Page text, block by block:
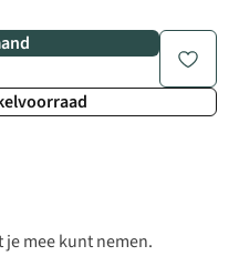
mee kunt nemen.